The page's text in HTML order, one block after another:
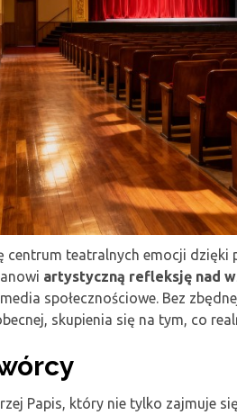
centrum teatralnych emocji dzięki
artystyczną refleksję nad
społecznościowe. Bez
skupienia się na tym, co
Papis, który nie tylko zajmuje